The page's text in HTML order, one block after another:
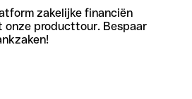
zakelijke financiën
onze producttour. Bespaar